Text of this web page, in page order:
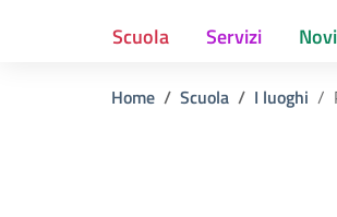
Scuola Servizi
Home Scuola I luoghi